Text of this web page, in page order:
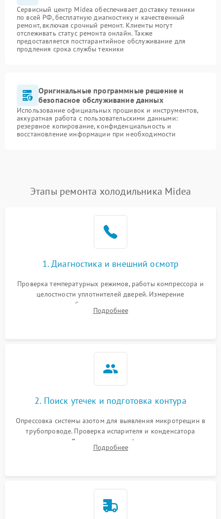
Сервисный центр Midea обеспечивает доставку техники
по всей РФ, бесплатную диагностику и качественный
ремонт, включая срочный ремонт. Клиенты могут
отслеживать статус ремонта онлайн. Также
предоставляется постгарантийное обслуживание для
продления срока службы техники
Оригинальные программные решение и
безопасное обслуживание данных
Использование официальных прошивок и инструментов,
аккуратная работа с пользовательскими данными:
резервное копирование, конфиденциальность и
восстановление информации при необходимости
Этапы ремонта холодильника Midea
1. Диагностика и внешний осмотр
Проверка температурных режимов, работы компрессора и
целостности уплотнителей дверей. Измерение
сопротивления обмоток мотора, проверка термостата и
считывание кодов ошибок с электронного дисплея.
Подробнее
2. Поиск утечек и подготовка контура
Опрессовка системы азотом для выявления микротрещин в
трубопроводе. Проверка испарителя и конденсатора
течеискателем. Демонтаж старого фильтра-осушителя и
продувка капиллярной трубки для устранения засоров.
Подробнее